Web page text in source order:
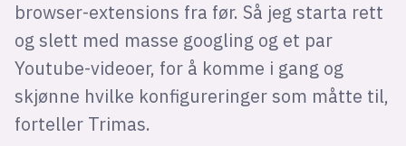
browser-extensions fra før. Så jeg starta rett
og slett med masse googling og et par
Youtube-videoer, for å komme i gang og
skjønne hvilke konfigureringer som måtte til,
forteller Trimas.